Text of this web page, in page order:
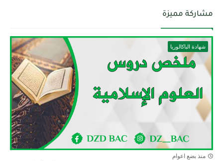
مشاركة مميزة
شهادة الباكالوريا
منذ بضع اعوام